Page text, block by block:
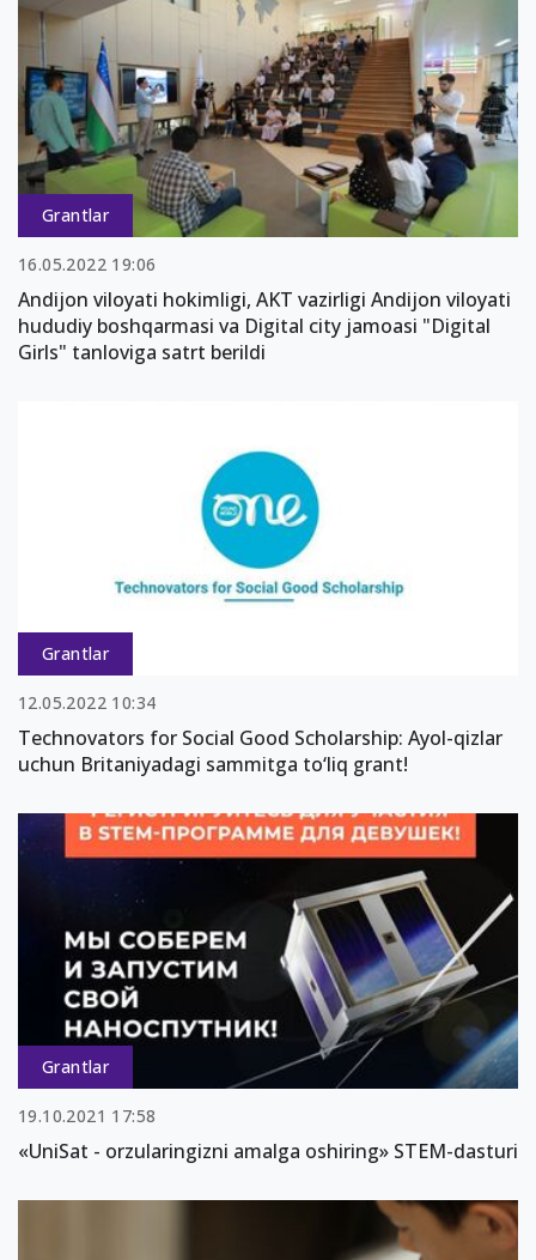
Grantlar
16.05.2022 19:06
Andijon viloyati hokimligi, AKT vazirligi Andijon viloyati
hududiy boshqarmasi va Digital city jamoasi "Digital
Girls" tanloviga satrt berildi
Grantlar
12.05.2022 10:34
Technovators for Social Good Scholarship: Ayol-qizlar
uchun Britaniyadagi sammitga to‘liq grant!
Grantlar
19.10.2021 17:58
«UniSat - orzularingizni amalga oshiring» STEM-dasturi